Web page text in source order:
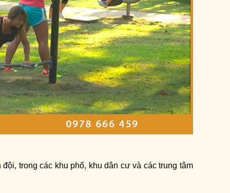
trong các khu phố, khu dân cư và các trung tâm